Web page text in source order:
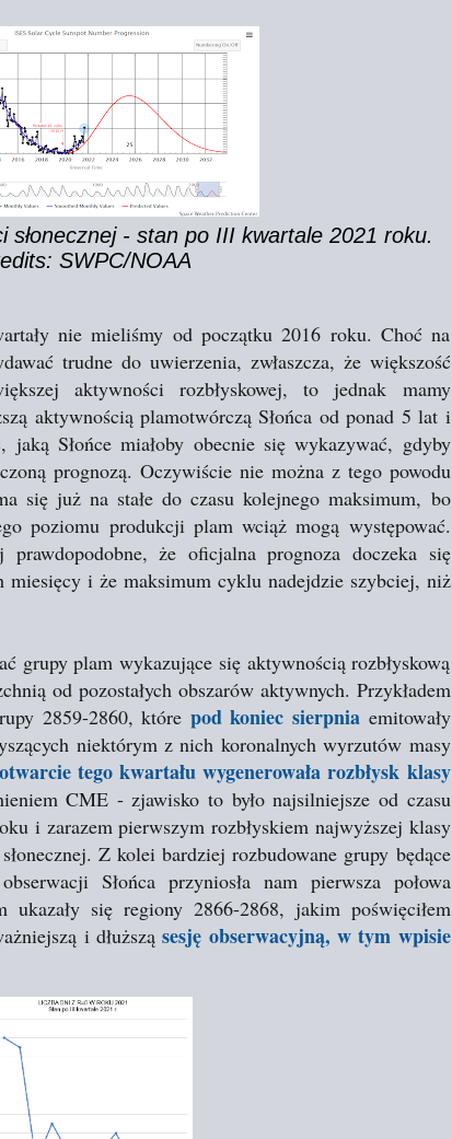
słonecznej - stan po III kwartale 2021 roku.
SWPC/NOAA
nie mieliśmy od początku 2016 roku. Choć na
trudne do uwierzenia, zwłaszcza, że większość
aktywności rozbłyskowej, to jednak mamy
aktywnością plamotwórczą Słońca od ponad 5 lat i
jaką Słońce miałoby obecnie się wykazywać, gdyby
prognozą. Oczywiście nie można z tego powodu
się już na stałe do czasu kolejnego maksimum, bo
poziomu produkcji plam wciąż mogą występować.
że oficjalna prognoza doczeka się
miesięcy i że maksimum cyklu nadejdzie szybciej, niż
grupy plam wykazujące się aktywnością rozbłyskową
od pozostałych obszarów aktywnych. Przykładem
2859-2860, które pod koniec sierpniaemitowały
niektórym z nich koronalnych wyrzutów masy
tego kwartału wygenerowała rozbłysk klasy
CME - zjawisko to było najsilniejsze od czasu
i zarazem pierwszym rozbłyskiem najwyższej klasy
Z kolei bardziej rozbudowane grupy będące
Słońca przyniosła nam pierwsza połowa
się regiony 2866-2868, jakim poświęciłem
i dłuższąsesję obserwacyjną, w tym wpisie